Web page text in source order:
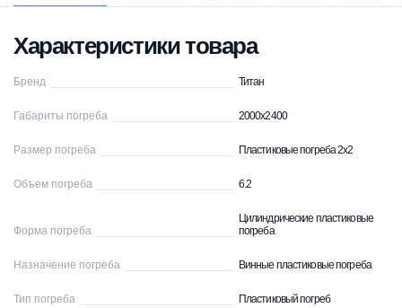
Характеристики товара
Бренд Титан
Габариты погреба 2000х2400
Размер погреба Пластиковые погреба 2х2
Объем погреба 6.2
Форма погреба
Цилиндрические пластиковые
погреба
Назначение погреба Винные пластиковые погреба
Тип погреба Пластиковый погреб